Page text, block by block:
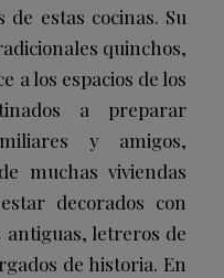
estas cocinas. Su
quinchos,
a los espacios de los
a preparar
y amigos,
muchas viviendas
decorados con
letreros de
de historia. En